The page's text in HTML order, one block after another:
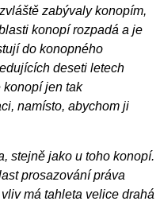
zabývaly konopím,
konopí rozpadá a je
do konopného
deseti letech
konopí jen tak
namísto, abychom ji
stejně jako u toho konopí.
prosazování práva
má tahleta velice drahá